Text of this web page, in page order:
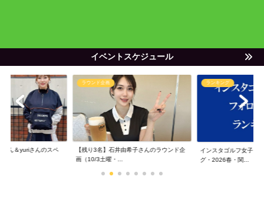
イベントスケジュール
ん＆yuriさんのスペ
ラウンド企画
【残り3名】石井由希子さんのラウンド企
画（10/3土曜・...
ランキング
インスタゴルフ女子フ
グ・2026春・関...